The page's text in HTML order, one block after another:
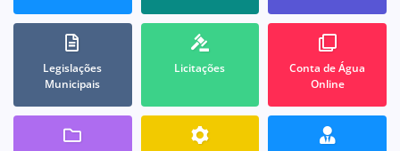
Legislações
Municipais
Licitações
Conta de Água
Online